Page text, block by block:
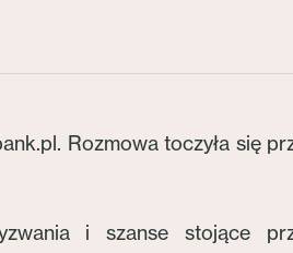
Rozmowa toczyła się
i szanse stojące